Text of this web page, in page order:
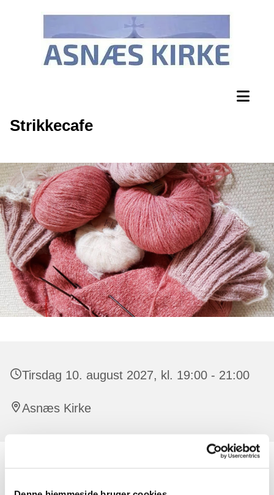
Strikkecafe
Tirsdag 10. august 2027, kl. 19:00 - 21:00
Asnæs Kirke